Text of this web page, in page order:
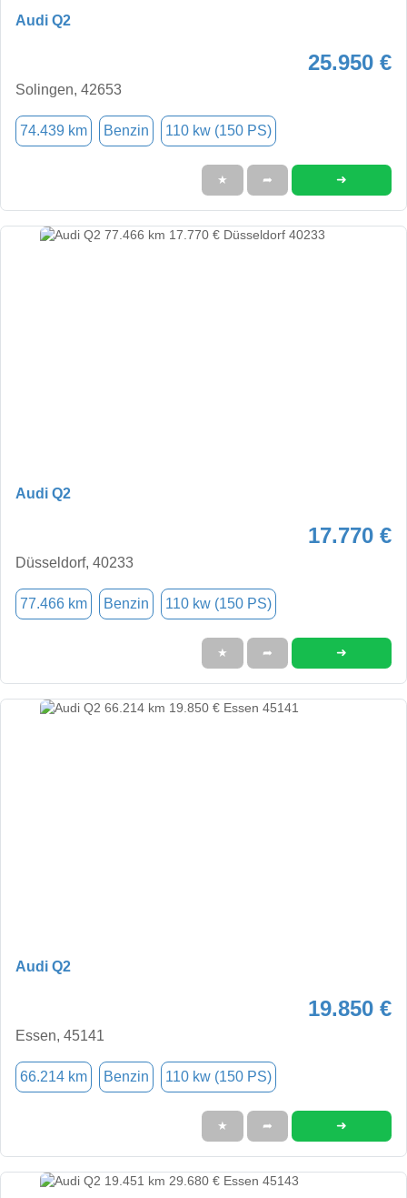
Audi Q2
25.950 €
Solingen, 42653
74.439 km Benzin 110 kw (150 PS)
★ ➦ ➜
Audi Q2
17.770 €
Düsseldorf, 40233
77.466 km Benzin 110 kw (150 PS)
★ ➦ ➜
Audi Q2
19.850 €
Essen, 45141
66.214 km Benzin 110 kw (150 PS)
★ ➦ ➜